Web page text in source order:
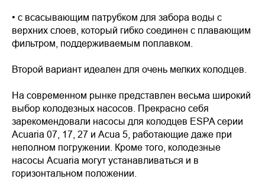
• с всасывающим патрубком для забора воды с
верхних слоев, который гибко соединен с плавающим
фильтром, поддерживаемым поплавком.
Второй вариант идеален для очень мелких колодцев.
На современном рынке представлен весьма широкий
выбор колодезных насосов. Прекрасно себя
зарекомендовали насосы для колодцев ESPA серии
Acuaria 07, 17, 27 и Acua 5, работающие даже при
неполном погружении. Кроме того, колодезные
насосы Acuaria могут устанавливаться и в
горизонтальном положении.